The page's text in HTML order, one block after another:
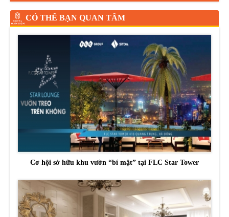
CÓ THỂ BẠN QUAN TÂM
Cơ hội sở hữu khu vườn “bí mật” tại FLC Star Tower